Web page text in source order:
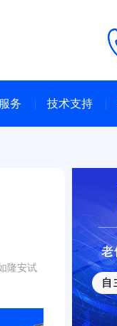
务 技术支持
隆安试